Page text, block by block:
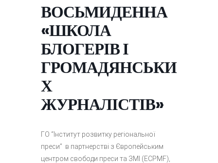
ВОСЬМИДЕННА
«ШКОЛА
БЛОГЕРІВ І
ГРОМАДЯНСЬКИ
Х
ЖУРНАЛІСТІВ»
ГО “Інститут розвитку регіональної
преси” в партнерстві з Європейським
центром свободи преси та ЗМІ (ECPMF),